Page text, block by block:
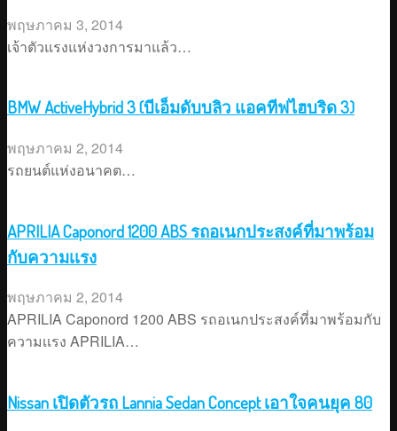
พฤษภาคม 3, 2014
เจ้าตัวแรงแห่งวงการมาแล้ว…
BMW ActiveHybrid 3 (บีเอ็มดับบลิว แอคทีฟไฮบริด 3)
พฤษภาคม 2, 2014
รถยนต์แห่งอนาคต…
APRILIA Caponord 1200 ABS รถอเนกประสงค์ที่มาพร้อม
กับความเเรง
พฤษภาคม 2, 2014
APRILIA Caponord 1200 ABS รถอเนกประสงค์ที่มาพร้อมกับ
ความเเรง APRILIA…
Nissan เปิดตัวรถ Lannia Sedan Concept เอาใจคนยุค 80